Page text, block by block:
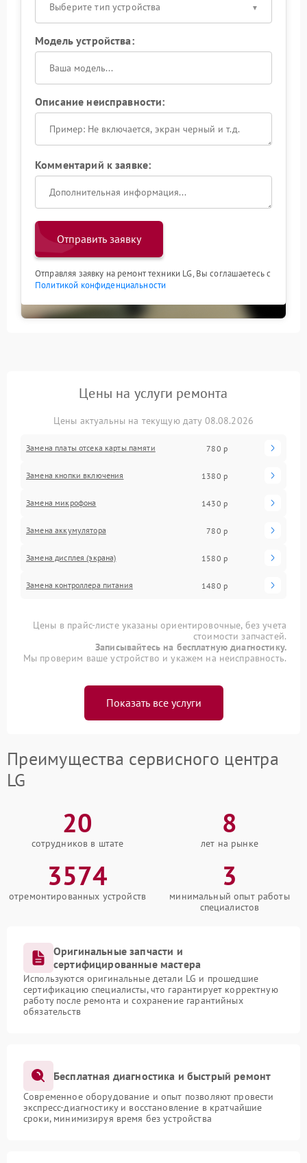
Выберите тип устройства
Модель устройства:
Описание неисправности:
Комментарий к заявке:
Отправить заявку
Отправляя заявку на ремонт техники LG, Вы соглашаетесь с
Политикой конфиденциальности
Цены на услуги ремонта
Цены актуальны на текущую дату 08.08.2026
Замена платы отсека карты памяти 780 р
Замена кнопки включения 1380 р
Замена микрофона 1430 р
Замена аккумулятора 780 р
Замена дисплея (экрана) 1580 р
Замена контроллера питания 1480 р
Цены в прайс-листе указаны ориентировочные, без учета
стоимости запчастей.
Записывайтесь на бесплатную диагностику.
Мы проверим ваше устройство и укажем на неисправность.
Показать все услуги
Преимущества сервисного центра
LG
20
сотрудников в штате
8
лет на рынке
3574
отремонтированных устройств
3
минимальный опыт работы
специалистов
Оригинальные запчасти и
сертифицированные мастера
Используются оригинальные детали LG и прошедшие
сертификацию специалисты, что гарантирует корректную
работу после ремонта и сохранение гарантийных
обязательств
Бесплатная диагностика и быстрый ремонт
Современное оборудование и опыт позволяют провести
экспресс-диагностику и восстановление в кратчайшие
сроки, минимизируя время без устройства